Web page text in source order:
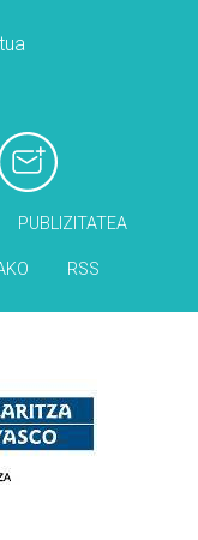
PUBLIZITATEA
RSS